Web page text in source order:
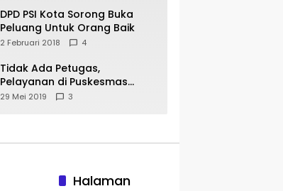
DPD PSI Kota Sorong Buka
Peluang Untuk Orang Baik
2 Februari 2018 4
Tidak Ada Petugas,
Pelayanan di Puskesmas
Mare-Maybrat Lumpuh
29 Mei 2019 3
Halaman